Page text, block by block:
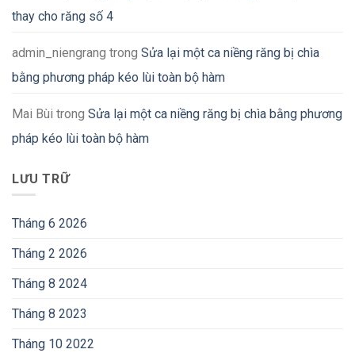
thay cho răng số 4
admin_niengrang trong Sửa lại một ca niềng răng bị chìa
bằng phương pháp kéo lùi toàn bộ hàm
Mai Bùi trong Sửa lại một ca niềng răng bị chìa bằng phương
pháp kéo lùi toàn bộ hàm
LƯU TRỮ
Tháng 6 2026
Tháng 2 2026
Tháng 8 2024
Tháng 8 2023
Tháng 10 2022